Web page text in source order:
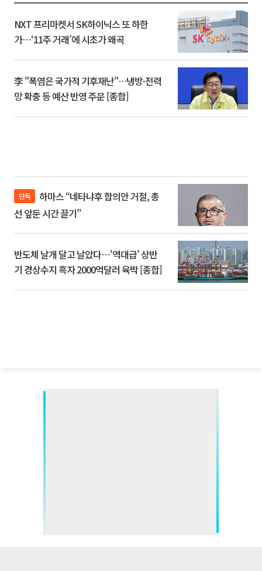
NXT 프리마켓서 SK하이닉스 또 하한
가⋯‘11주 거래’에 시초가 왜곡
李 "폭염은 국가적 기후재난"…냉방·전력
망 확충 등 예산 반영 주문 [종합]
단독
선 앞둔 시간 끌기”
반도체 날개 달고 날았다⋯'역대급' 상반
기 경상수지 흑자 2000억달러 육박 [종합]